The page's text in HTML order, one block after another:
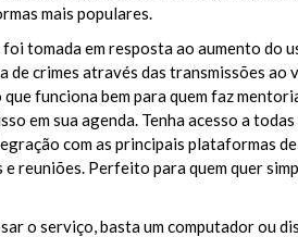
mais populares.
foi tomada em resposta ao aumento do
de crimes através das transmissões ao
funciona bem para quem faz
em sua agenda. Tenha acesso a
com as principais plataformas
reuniões. Perfeito para quem quer
o serviço, basta um computador ou